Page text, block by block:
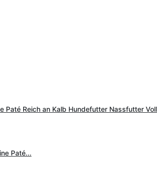
Paté Reich an Kalb Hundefutter Nassfutter